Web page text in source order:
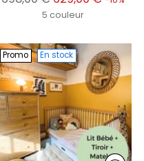
5 couleur
Promo En stock